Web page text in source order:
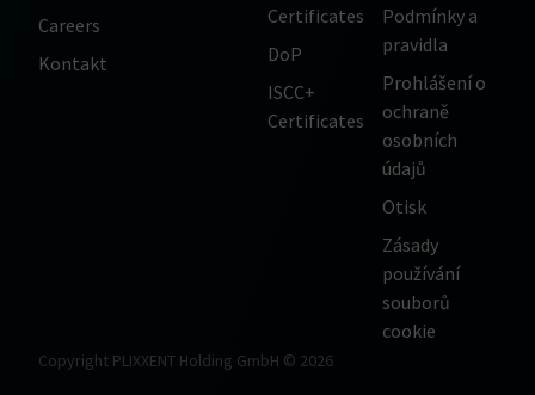
Careers
Kontakt
Certificates
DoP
ISCC+
Certificates
Podmínky a
pravidla
Prohlášení o
ochraně
osobních
údajů
Otisk
Zásady
používání
souborů
cookie
Copyright PLIXXENT Holding GmbH © 2026